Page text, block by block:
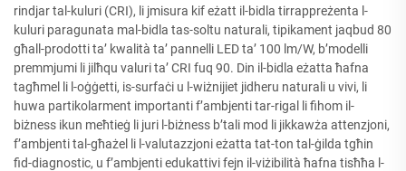
rindjar tal-kuluri (CRI), li jmisura kif eżatt il-bidla tirrappreżenta l-
kuluri paragunata mal-bidla tas-soltu naturali, tipikament jaqbud 80
għall-prodotti ta’ kwalità ta’ pannelli LED ta’ 100 lm/W, b’modelli
premmjumi li jilħqu valuri ta’ CRI fuq 90. Din il-bidla eżatta ħafna
tagħmel li l-oġġetti, is-surfaċi u l-wiżnijiet jidheru naturali u vivi, li
huwa partikolarment importanti f’ambjenti tar-rigal li fihom il-
biżness ikun meħtieġ li juri l-biżness b’tali mod li jikkawża attenzjoni,
f’ambjenti tal-għażel li l-valutazzjoni eżatta tat-ton tal-ġilda tgħin
fid-diagnostic, u f’ambjenti edukattivi fejn il-viżibilità ħafna tisħħa l-